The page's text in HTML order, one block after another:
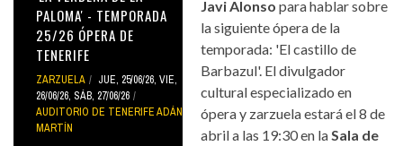
PALOMA' - TEMPORADA
25/26 ÓPERA DE
TENERIFE
ZARZUELA JUE, 25/06/26, VIE,
26/06/26, SÁB, 27/06/26
AUDITORIO DE TENERIFE ADÁN
MARTÍN
Javi Alonso para hablar sobre
la siguiente ópera de la
temporada: 'El castillo de
Barbazul'. El divulgador
cultural especializado en
ópera y zarzuela estará el 8 de
abril a las 19:30 en la Sala de